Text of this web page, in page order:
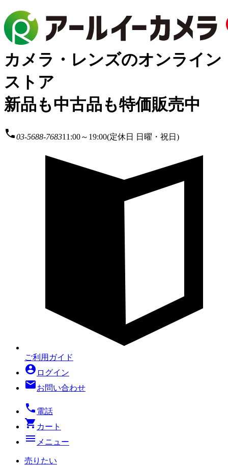
カメラ・レンズのオンライン
ストア
新品も中古品も特価販売中
local_phone03-5688-768311:00～19:00(定休日 日曜・祝日)
ご利用ガイド
account_circle ログイン
mailお問い合わせ
local_phone 電話
shopping_cart カート
menu メニュー
売りたい